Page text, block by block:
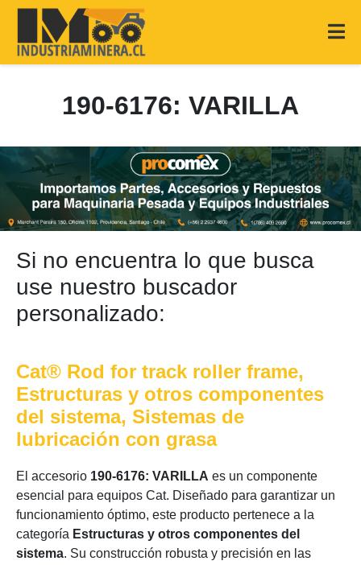
190-6176: VARILLA
Si no encuentra lo que busca
use nuestro buscador
personalizado:
Cat® Rod for track roller frame,
Estructuras y otros componentes
del sistema, Sistemas de
lubricación con grasa
El accesorio 190-6176: VARILLA es un componente
esencial para equipos Cat. Diseñado para garantizar un
funcionamiento óptimo, este producto pertenece a la
categoría Estructuras y otros componentes del
sistema. Su construcción robusta y precisión en las